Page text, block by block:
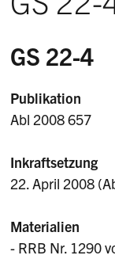
GS 22-4
Publikation
Abl 2008 657
Inkraftsetzung
22. April 2008
Materialien
- RRB Nr. 1290